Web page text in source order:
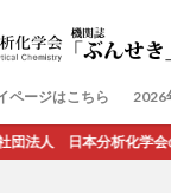
ページはこちら 2026
本分析化学会の機関